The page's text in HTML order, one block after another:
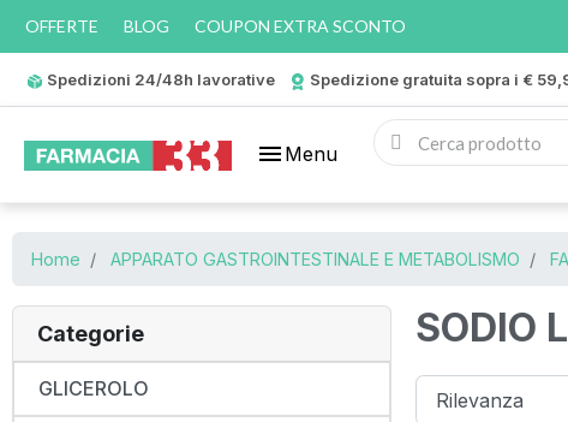
OFFERTE BLOG COUPON EXTRA SCONTO
Spedizioni 24/48h lavorative Spedizione gratuita sopra i €
menu Menu
Home APPARATO GASTROINTESTINALE E METABOLISMO
Categorie
GLICEROLO
SODIO